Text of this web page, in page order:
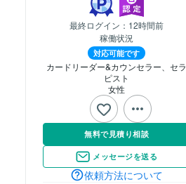
最終ログイン： 12時間前
稼働状況
対応可能です
カードリーダー&カウンセラー、セラ
ピスト
女性
無料で見積り相談
メッセージを送る
依頼方法について